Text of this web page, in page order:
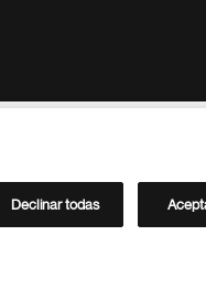
Directorio de
Declinar todas